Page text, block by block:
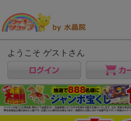
ようこそ ゲストさん